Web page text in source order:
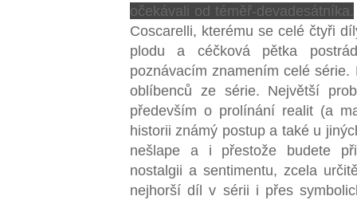
očekávali od téměř-devadesátníka.
Coscarelli, kterému se celé čtyři
plodu a céčková pětka
poznávacím znamením celé
oblíbenců ze série. Největší
především o prolínání realit (a
historii známý postup a také u
nešlape a i přestože budete
nostalgii a sentimentu, zcela
nejhorší díl v sérii i přes